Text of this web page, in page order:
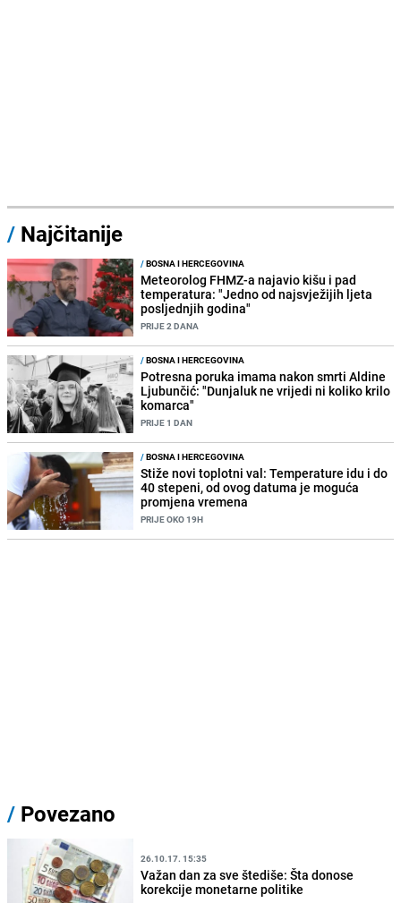
/ Najčitanije
/BOSNA I HERCEGOVINA
Meteorolog FHMZ-a najavio kišu i pad
temperatura: "Jedno od najsvježijih ljeta
posljednjih godina"
PRIJE 2 DANA
/BOSNA I HERCEGOVINA
Potresna poruka imama nakon smrti Aldine
Ljubunčić: "Dunjaluk ne vrijedi ni koliko krilo
komarca"
PRIJE 1 DAN
/BOSNA I HERCEGOVINA
Stiže novi toplotni val: Temperature idu i do
40 stepeni, od ovog datuma je moguća
promjena vremena
PRIJE OKO 19H
/ Povezano
26.10.17. 15:35
Važan dan za sve štediše: Šta donose
korekcije monetarne politike